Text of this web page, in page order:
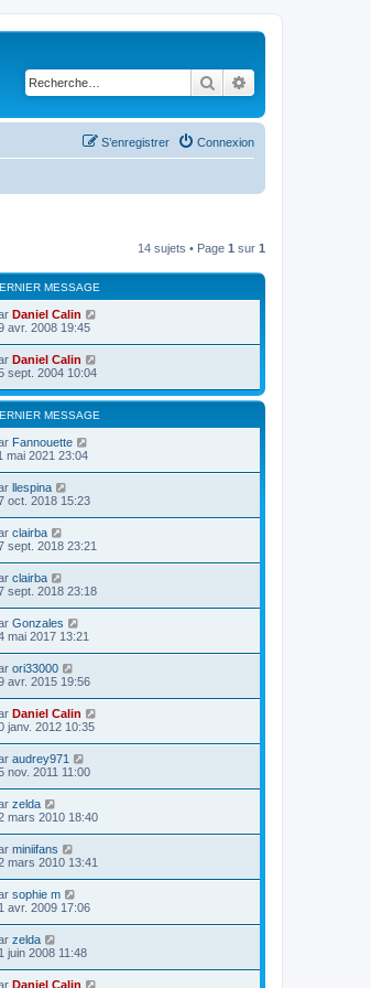
Rechercher
Connexion
S’enregistrer
14 sujets • Page 1 sur 1
MESSAGE
Daniel Calin
avr. 2008 19:45
Daniel Calin
sept. 2004 10:04
MESSAGE
Fannouette
mai 2021 23:04
llespina
oct. 2018 15:23
clairba
sept. 2018 23:21
clairba
sept. 2018 23:18
Gonzales
mai 2017 13:21
ori33000
avr. 2015 19:56
Daniel Calin
janv. 2012 10:35
audrey971
nov. 2011 11:00
zelda
mars 2010 18:40
miniifans
mars 2010 13:41
sophie m
avr. 2009 17:06
zelda
juin 2008 11:48
Daniel Calin